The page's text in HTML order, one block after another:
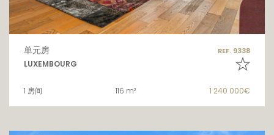
单元房 REF. 9338
LUXEMBOURG
1 房间 116 m² 1 240 000€